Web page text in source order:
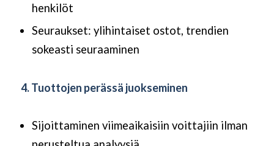
henkilöt
Seuraukset: ylihintaiset ostot, trendien
sokeasti seuraaminen
4. Tuottojen perässä juokseminen
Sijoittaminen viimeaikaisiin voittajiin ilman